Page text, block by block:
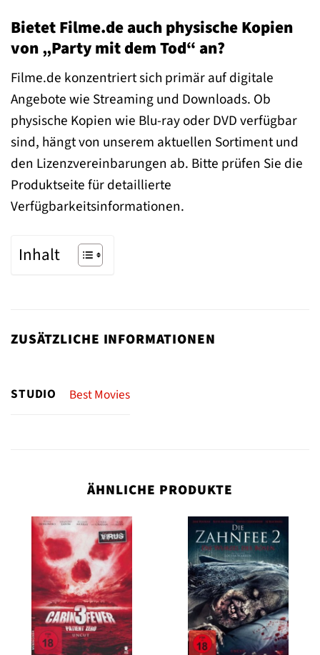
Bietet Filme.de auch physische Kopien
von „Party mit dem Tod“ an?
Filme.de konzentriert sich primär auf digitale
Angebote wie Streaming und Downloads. Ob
physische Kopien wie Blu-ray oder DVD verfügbar
sind, hängt von unserem aktuellen Sortiment und
den Lizenzvereinbarungen ab. Bitte prüfen Sie die
Produktseite für detaillierte
Verfügbarkeitsinformationen.
Inhalt
ZUSÄTZLICHE INFORMATIONEN
STUDIO Best Movies
ÄHNLICHE PRODUKTE